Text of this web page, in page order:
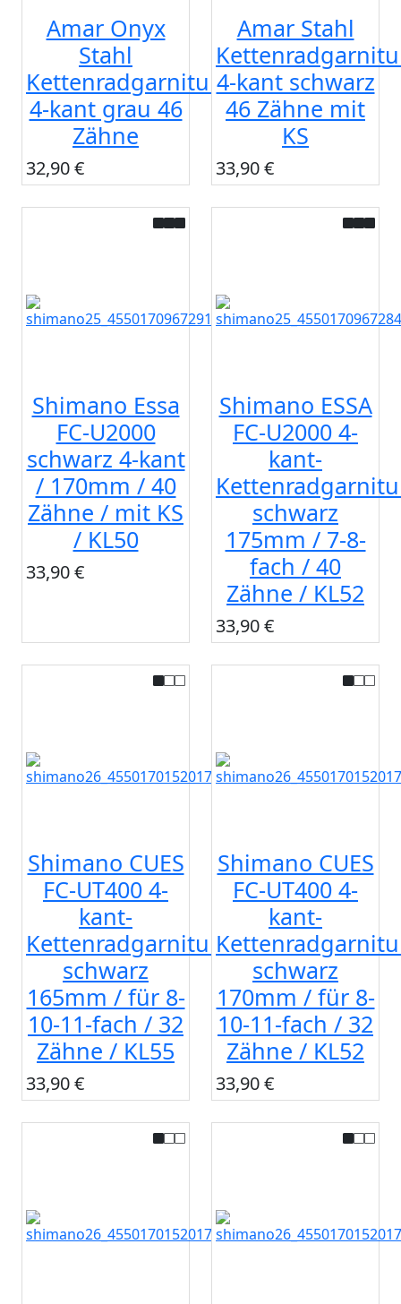
Amar Onyx
Stahl
Kettenradgarnitur
4-kant grau 46
Zähne
32,90 €
Amar Stahl
4-kant schwarz
46 Zähne mit
KS
33,90 €
Shimano Essa
FC-U2000
schwarz 4-kant
/ 170mm / 40
Zähne / mit KS
/ KL50
33,90 €
Shimano ESSA
FC-U2000 4-
kant-
schwarz
175mm / 7-8-
fach / 40
Zähne / KL52
33,90 €
Shimano CUES
FC-UT400 4-
kant-
Kettenradgarnitur
schwarz
165mm / für 8-
10-11-fach / 32
Zähne / KL55
33,90 €
Shimano CUES
FC-UT400 4-
kant-
schwarz
170mm / für 8-
10-11-fach / 32
Zähne / KL52
33,90 €